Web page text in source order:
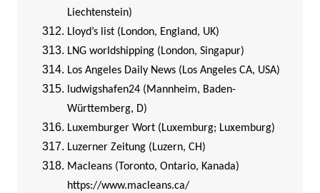
Liechtenstein)
Lloyd’s list (London, England, UK)
LNG worldshipping (London, Singapur)
Los Angeles Daily News (Los Angeles CA, USA)
ludwigshafen24 (Mannheim, Baden-
Württemberg, D)
Luxemburger Wort (Luxemburg; Luxemburg)
Luzerner Zeitung (Luzern, CH)
Macleans (Toronto, Ontario, Kanada)
https://www.macleans.ca/